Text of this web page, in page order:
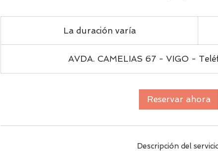
La duración varíaL
a
d
a
n
AVDA. CAMELIAS 67 - VIGO -
Reservar ahora
Descripción del